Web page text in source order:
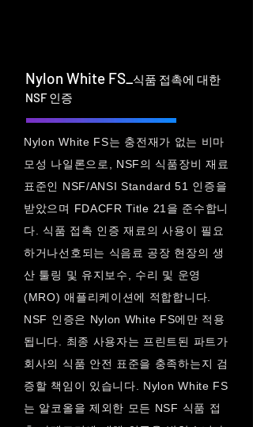
Nylon White FS_식품 접촉에 대한
NSF 인증
Nylon White FS는 충전재가 없는 비마
모성 나일론으로, NSF의 식품장비 재료
표준인 NSF/ANSI Standard 51 인증을
받았으며 FDACFR Title 21을 준수합니
다. 식품 접촉 인증 재료의 사용이 필요
하거나선호되는 식음료 공장 현장의 생
산 툴링 및 유지보수, 수리 및 운영
(MRO) 애플리케이션에 적합합니다.
NSF 인증은 Nylon White FS에만 적용
됩니다. 최종 사용자는 프린트된 파트가
회사의 식품 안전 표준을 충족하는지 검
증할 책임이 있습니다. Nylon White FS
는 알코올을 제외한 모든 NSF 식품 접